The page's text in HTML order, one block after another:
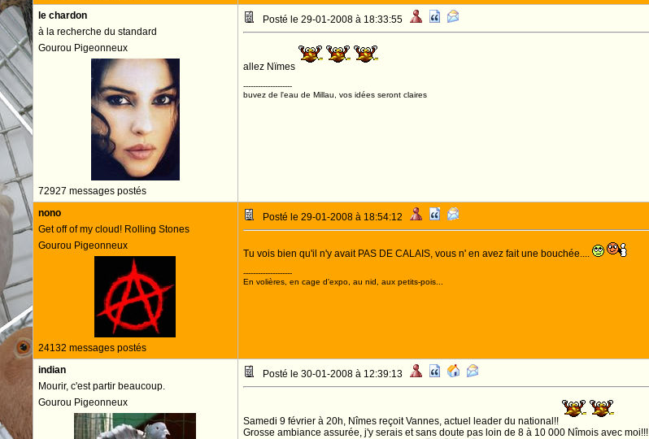
le chardon
à la recherche du standard
Gourou Pigeonneux
72927 messages postés
Posté le 29-01-2008 à 18:33:55
allez Nïmes
--------------------
buvez de l'eau de Millau, vos idées seront claires
nono
Get off of my cloud! Rolling Stones
Gourou Pigeonneux
24132 messages postés
Posté le 29-01-2008 à 18:54:12
Tu vois bien qu'il n'y avait PAS DE CALAIS, vous n' en avez fait une bouchée....
--------------------
En volières, en cage d'expo, au nid, aux petits-pois...
indian
Mourir, c'est partir beaucoup.
Gourou Pigeonneux
Posté le 30-01-2008 à 12:39:13
Samedi 9 février à 20h, Nîmes reçoit Vannes, actuel leader du national!!
Grosse ambiance assurée, j'y serais et sans doute pas loin de 8 à 10 000 Nîmois avec moi!!!